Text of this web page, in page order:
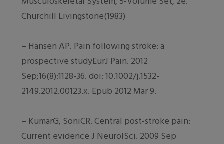
Churchill Livingstone(1983)
– Hansen AP. Pain following stroke: a
prospective studyEurJ Pain. 2012
Sep;16(8):1128-36. doi: 10.1002/j.1532-
2149.2012.00123.x. Epub 2012 Mar 9.
– KumarG, SoniCR. Central post-stroke pain:
Current evidence J NeurolSci. 2009 Sep